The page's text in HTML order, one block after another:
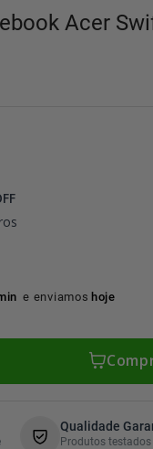
Acer
e enviamos hoje
Qualidade
Produtos